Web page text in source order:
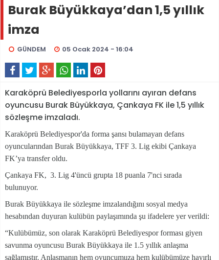
Burak Büyükkaya’dan 1,5 yıllık
imza
GÜNDEM 05 Ocak 2024 - 16:04
Karaköprü Belediyesporla yollarını ayıran defans
oyuncusu Burak Büyükkaya, Çankaya FK ile 1,5 yıllık
sözleşme imzaladı.
Karaköprü Belediyespor'da forma şansı bulamayan defans
oyuncularından Burak Büyükkaya, TFF 3. Lig ekibi Çankaya
FK’ya transfer oldu.
Çankaya FK, 3. Lig 4'üncü grupta 18 puanla 7'nci sırada
bulunuyor.
Burak Büyükkaya ile sözleşme imzalandığını sosyal medya
hesabından duyuran kulübün paylaşımında şu ifadelere yer verildi:
“Kulübümüz, son olarak Karaköprü Belediyespor forması giyen
savunma oyuncusu Burak Büyükkaya ile 1.5 yıllık anlaşma
sağlamıştır. Anlaşmanın hem oyuncumuza hem kulübümüze hayırlı